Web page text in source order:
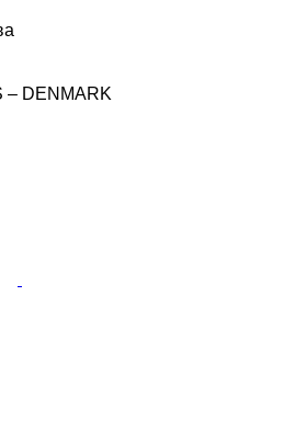
– DENMARK